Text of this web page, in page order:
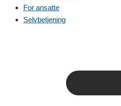
For ansatte
Selvbetjening